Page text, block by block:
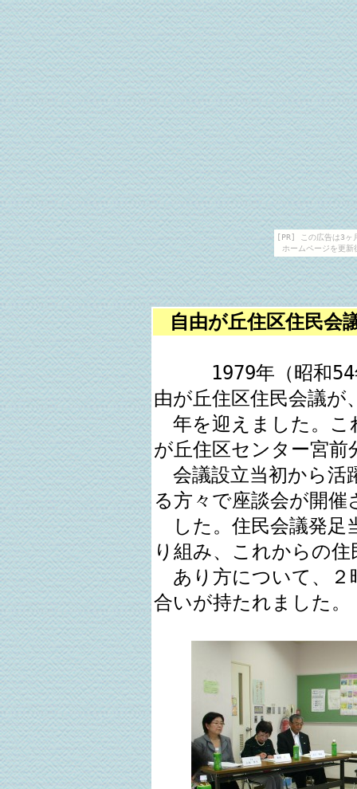
[PR] この広告は3ヶ
ホームページを更
自由が丘住区住民
1979年（昭和54年
由が丘住区住民会議が
年を迎えました。こ
が丘住区センター宮前
会議設立当初から活
る方々で座談会が開催
した。住民会議発足
り組み、これからの住
あり方について、２
合いが持たれました。